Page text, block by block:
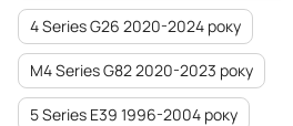
4 Series G26 2020-2024 року
M4 Series G82 2020-2023 року
5 Series E39 1996-2004 року